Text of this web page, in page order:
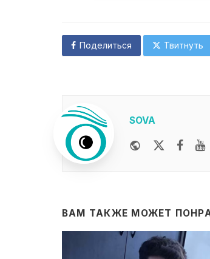
Поделиться Твитнуть
SOVA
WebsiteTwitter
ВАМ ТАКЖЕ МОЖЕТ